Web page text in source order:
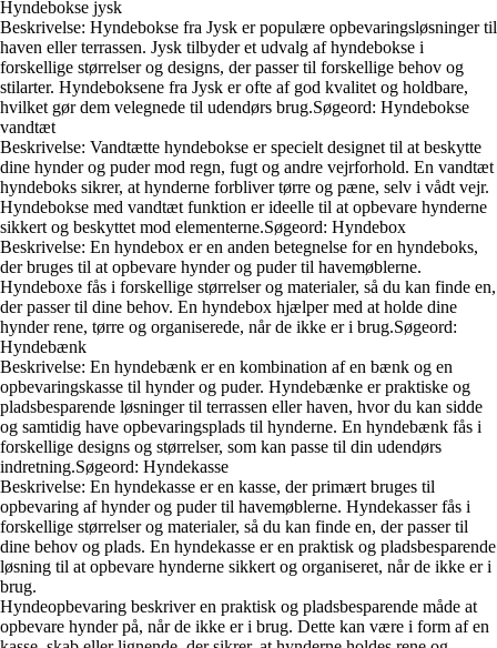
Hyndebokse jysk
Beskrivelse: Hyndebokse fra Jysk er populære opbevaringsløsninger til
haven eller terrassen. Jysk tilbyder et udvalg af hyndebokse i
forskellige størrelser og designs, der passer til forskellige behov og
stilarter. Hyndeboksene fra Jysk er ofte af god kvalitet og holdbare,
hvilket gør dem velegnede til udendørs brug.Søgeord: Hyndebokse
vandtæt
Beskrivelse: Vandtætte hyndebokse er specielt designet til at beskytte
dine hynder og puder mod regn, fugt og andre vejrforhold. En vandtæt
hyndeboks sikrer, at hynderne forbliver tørre og pæne, selv i vådt vejr.
Hyndebokse med vandtæt funktion er ideelle til at opbevare hynderne
sikkert og beskyttet mod elementerne.Søgeord: Hyndebox
Beskrivelse: En hyndebox er en anden betegnelse for en hyndeboks,
der bruges til at opbevare hynder og puder til havemøblerne.
Hyndeboxe fås i forskellige størrelser og materialer, så du kan finde en,
der passer til dine behov. En hyndebox hjælper med at holde dine
hynder rene, tørre og organiserede, når de ikke er i brug.Søgeord:
Hyndebænk
Beskrivelse: En hyndebænk er en kombination af en bænk og en
opbevaringskasse til hynder og puder. Hyndebænke er praktiske og
pladsbesparende løsninger til terrassen eller haven, hvor du kan sidde
og samtidig have opbevaringsplads til hynderne. En hyndebænk fås i
forskellige designs og størrelser, som kan passe til din udendørs
indretning.Søgeord: Hyndekasse
Beskrivelse: En hyndekasse er en kasse, der primært bruges til
opbevaring af hynder og puder til havemøblerne. Hyndekasser fås i
forskellige størrelser og materialer, så du kan finde en, der passer til
dine behov og plads. En hyndekasse er en praktisk og pladsbesparende
løsning til at opbevare hynderne sikkert og organiseret, når de ikke er i
brug.
Hyndeopbevaring beskriver en praktisk og pladsbesparende måde at
opbevare hynder på, når de ikke er i brug. Dette kan være i form af en